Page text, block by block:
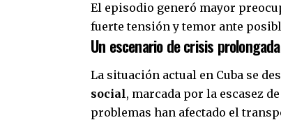
El episodio generó mayor
fuerte tensión y temor ante
Un escenario de crisis prolongada
La situación actual en Cuba se
social, marcada por la escasez
problemas han afectado el